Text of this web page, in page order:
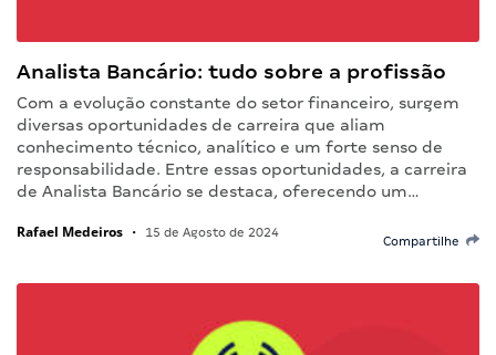
Analista Bancário: tudo sobre a profissão
Com a evolução constante do setor financeiro, surgem
diversas oportunidades de carreira que aliam
conhecimento técnico, analítico e um forte senso de
responsabilidade. Entre essas oportunidades, a carreira
de Analista Bancário se destaca, oferecendo um…
Rafael Medeiros • 15 de Agosto de 2024
Compartilhe